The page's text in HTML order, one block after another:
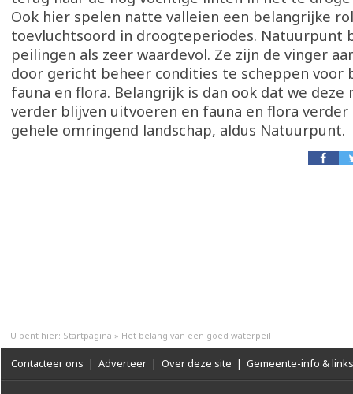
Ook hier spelen natte valleien een belangrijke
toevluchtsoord in droogteperiodes. Natuurpunt
peilingen als zeer waardevol. Ze zijn de vinger
door gericht beheer condities te scheppen voor
fauna en flora. Belangrijk is dan ook dat we deze
verder blijven uitvoeren en fauna en flora
gehele omringend landschap, aldus Natuurpunt.
U bent hier: Startpagina » Het belang van een goed waterpeil
Contacteer ons | Adverteer | Over deze site | Gemeente-info & links